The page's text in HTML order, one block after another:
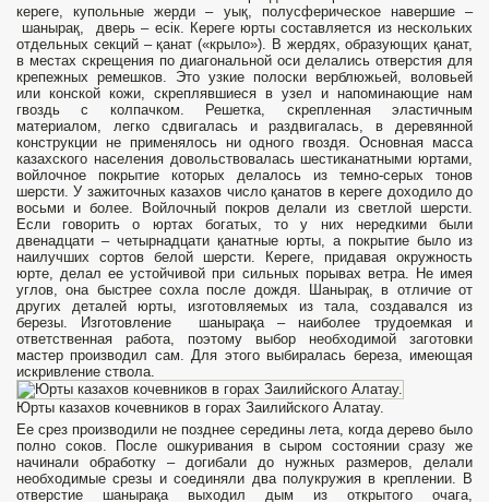
кереге, купольные жерди – уық, полусферическое навершие –
шанырақ, дверь – есік. Кереге юрты составляется из нескольких
отдельных секций – қанат («крыло»). В жердях, образующих қанат,
в местах скрещения по диагональной оси делались отверстия для
крепежных ремешков. Это узкие полоски верблюжьей, воловьей
или конской кожи, скреплявшиеся в узел и напоминающие нам
гвоздь с колпачком. Решетка, скрепленная эластичным
материалом, легко сдвигалась и раздвигалась, в деревянной
конструкции не применялось ни одного гвоздя. Основная масса
казахского населения довольствовалась шестиканатными юртами,
войлочное покрытие которых делалось из темно-серых тонов
шерсти. У зажиточных казахов число қанатов в кереге доходило до
восьми и более. Войлочный покров делали из светлой шерсти.
Если говорить о юртах богатых, то у них нередкими были
двенадцати – четырнадцати қанатные юрты, а покрытие было из
наилучших сортов белой шерсти. Кереге, придавая окружность
юрте, делал ее устойчивой при сильных порывах ветра. Не имея
углов, она быстрее сохла после дождя. Шанырақ, в отличие от
других деталей юрты, изготовляемых из тала, создавался из
березы. Изготовление шанырақа – наиболее трудоемкая и
ответственная работа, поэтому выбор необходимой заготовки
мастер производил сам. Для этого выбиралась береза, имеющая
искривление ствола.
Юрты казахов кочевников в горах Заилийского Алатау.
Ее срез производили не позднее середины лета, когда дерево было
полно соков. После ошкуривания в сыром состоянии сразу же
начинали обработку – догибали до нужных размеров, делали
необходимые срезы и соединяли два полукружия в креплении. В
отверстие шанырақа выходил дым из открытого очага,